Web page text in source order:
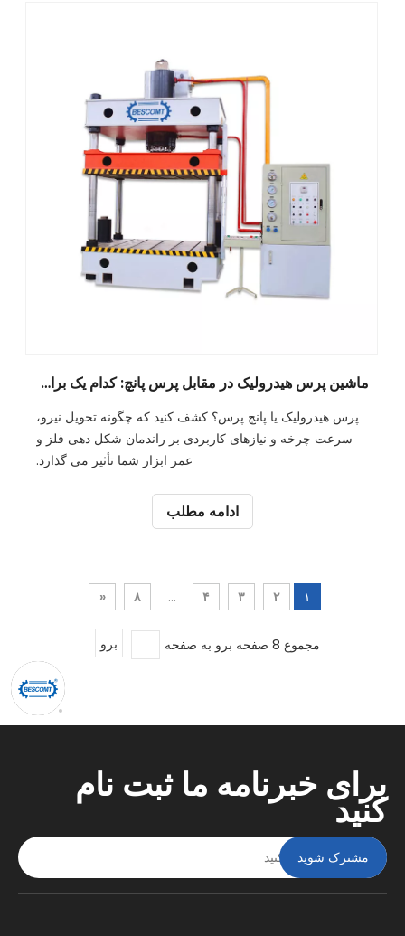
ماشین پرس هیدرولیک در مقابل پرس پانچ: کدام یک برای پروژه شما مناسب است؟
پرس هیدرولیک یا پانچ پرس؟ کشف کنید که چگونه تحویل نیرو،
سرعت چرخه و نیازهای کاربردی بر راندمان شکل دهی فلز و
عمر ابزار شما تأثیر می گذارد.
ادامه مطلب
۱ ۲ ۳ ۴ ... ۸ »
مجموع 8 صفحه برو به صفحه برو
برای خبرنامه ما ثبت نام
کنید
مشترک شوید